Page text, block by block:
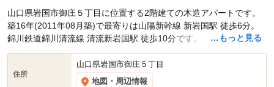
…もっと見る
山口県岩国市御庄５丁目に位置する2階建ての木造アパートです。
築16年(2011年08月築)で最寄りは山陽新幹線 新岩国駅 徒歩6分。
錦川鉄道錦川清流線 清流新岩国駅 徒歩10分です。
住所
山口県岩国市御庄５丁目
地図・周辺情報